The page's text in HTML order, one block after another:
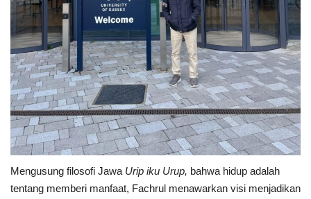
Mengusung filosofi Jawa Urip iku Urup, bahwa hidup adalah
tentang memberi manfaat, Fachrul menawarkan visi menjadikan